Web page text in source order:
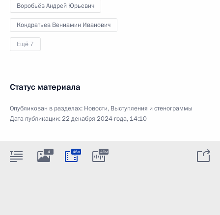
Воробьёв Андрей Юрьевич
Кондратьев Вениамин Иванович
Ещё 7
Статус материала
Опубликован в разделах: Новости, Выступления и стенограммы
Дата публикации:22 декабря 2024 года, 14:10
4 46м 46м